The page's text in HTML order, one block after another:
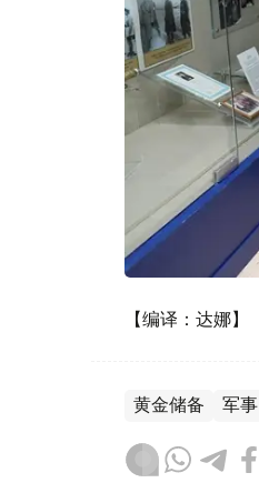
【编译：达娜】
黄金储备 军事